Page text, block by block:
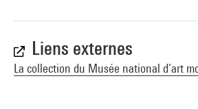
Liens externes
La collection du Musée national d’art